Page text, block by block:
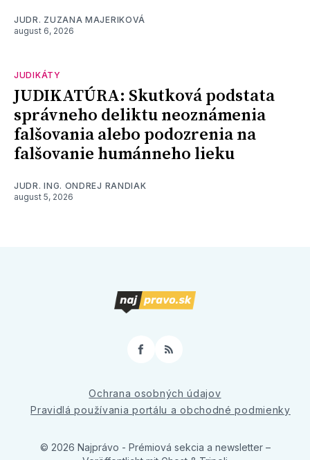
JUDR. ZUZANA MAJERIKOVÁ
august 6, 2026
JUDIKÁTY
JUDIKATÚRA: Skutková podstata
správneho deliktu neoznámenia
falšovania alebo podozrenia na
falšovanie humánneho lieku
JUDR. ING. ONDREJ RANDIAK
august 5, 2026
Facebook
RSS
Ochrana osobných údajov
Pravidlá používania portálu a obchodné podmienky
© 2026 Najprávo - Prémiová sekcia a newsletter –